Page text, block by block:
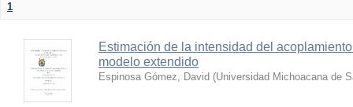
1
Estimación de la intensidad del
modelo extendido
Espinosa Gómez, David (Universidad Michoacana de